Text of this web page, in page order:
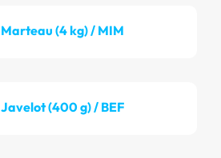
Marteau (4 kg) / MIM
Javelot (400 g) / BEF